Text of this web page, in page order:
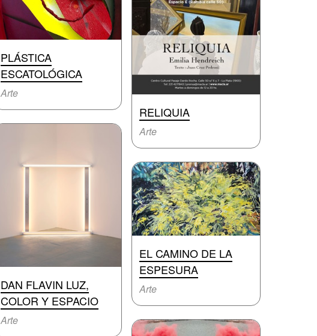
PLÁSTICA
ESCATOLÓGICA
Arte
RELIQUIA
Arte
DAN FLAVIN LUZ,
COLOR Y ESPACIO
Arte
EL CAMINO DE LA
ESPESURA
Arte